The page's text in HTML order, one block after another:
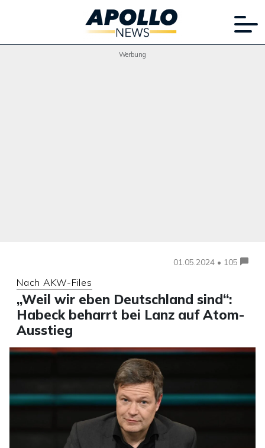
Werbung
01.05.2024 • 105
Nach AKW-Files
„Weil wir eben Deutschland sind“:
Habeck beharrt bei Lanz auf Atom-
Ausstieg